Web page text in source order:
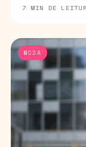
7 MIN DE
MODA